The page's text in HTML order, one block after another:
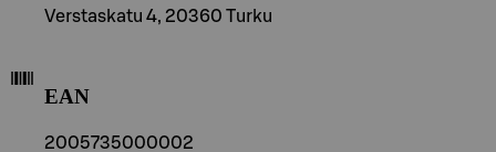
Verstaskatu 4, 20360 Turku
EAN
2005735000002